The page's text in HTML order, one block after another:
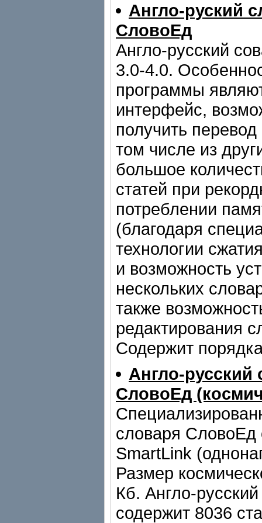
Англо-руский
СловоЕд
Англо-русский
3.0-4.0.
программы
интерфейс,
получить
том числе из
большое
статей при
потреблении
(благодаря
технологии
и возможность
нескольких
также
редактирования
Содержит
Англо-русский
СловоЕд
словаря СловоЕд
SmartLink
Размер
Кб. Англо-
содержит 8036